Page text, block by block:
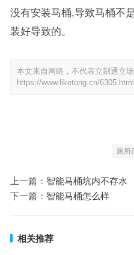
没有安装马桶,导致马桶不
装好导致的。
本文来自网络，不代表立刻通立
https://www.liketong.cn/6305.html
厕所
上一篇： 智能马桶坑内不存水
下一篇： 智能马桶怎么样
相关推荐